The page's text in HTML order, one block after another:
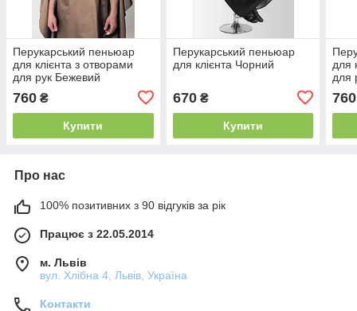
Перукарський пеньюар
для клієнта з отворами
для рук Бежевий
760 ₴
Купити
Перукарський пеньюар
для клієнта Чорний
670₴
Купити
для
для
760
Про нас
100% позитивних з 90 відгуків за рік
Працює з 22.05.2014
м. Львів
вул. Хлібна 4, Львів, Україна
Контакти